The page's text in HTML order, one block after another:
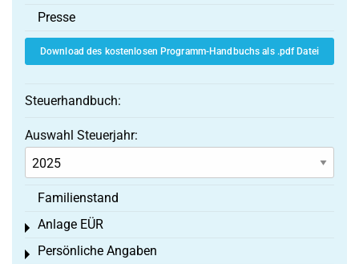
Presse
Download des kostenlosen Programm-Handbuchs als .pdf Datei
Steuerhandbuch:
Auswahl Steuerjahr:
Familienstand
Anlage EÜR
Toggle menu
Persönliche Angaben
Toggle menu